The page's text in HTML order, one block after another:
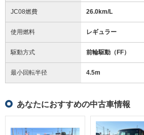
JC08燃費 26.0km/L
使用燃料 レギュラー
駆動方式 前輪駆動（FF）
最小回転半径 4.5m
あなたにおすすめの中古車情報